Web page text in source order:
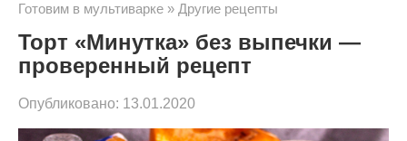
Готовим в мультиварке » Другие рецепты
Торт «Минутка» без выпечки —
проверенный рецепт
Опубликовано: 13.01.2020